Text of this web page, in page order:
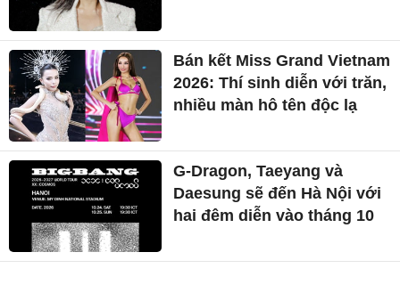
Bán kết Miss Grand Vietnam
2026: Thí sinh diễn với trăn,
nhiều màn hô tên độc lạ
G-Dragon, Taeyang và
Daesung sẽ đến Hà Nội với
hai đêm diễn vào tháng 10